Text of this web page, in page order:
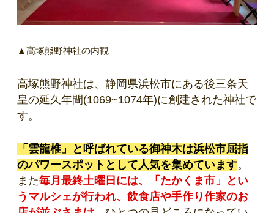
▲高塚熊野神社の内観
高塚熊野神社は、静岡県浜松市にある後三条天
皇の延久年間(1069~1074年)に創建された神社で
す。
「雲龍椎」と呼ばれている御神木は浜松市屈指
のパワースポットとして人気を集めています。
また毎月最終土曜日には、「たかくま市」とい
うマルシェが行われ、飲食店や手作り作家のお